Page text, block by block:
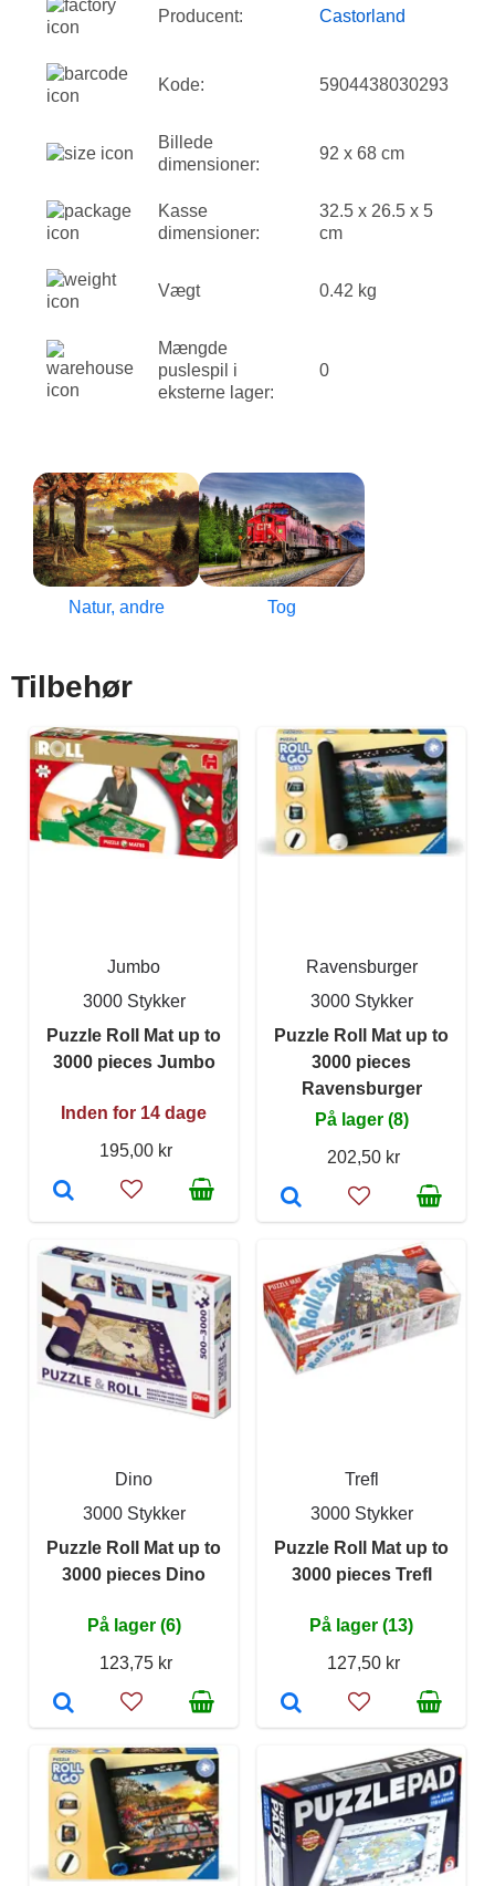
Producent: Castorland
Kode: 5904438030293
Billede
dimensioner:
92 x 68 cm
Kasse
dimensioner:
32.5 x 26.5 x 5
cm
Vægt 0.42 kg
Mængde
puslespil i
eksterne lager:
0
Natur, andre Tog
Tilbehør
Jumbo
3000 Stykker
Puzzle Roll Mat up to
3000 pieces Jumbo
Inden for 14 dage
195,00 kr
Ravensburger
3000 Stykker
Puzzle Roll Mat up to
3000 pieces
Ravensburger
På lager (8)
202,50 kr
Dino
3000 Stykker
Puzzle Roll Mat up to
3000 pieces Dino
På lager (6)
123,75 kr
Trefl
3000 Stykker
Puzzle Roll Mat up to
3000 pieces Trefl
På lager (13)
127,50 kr